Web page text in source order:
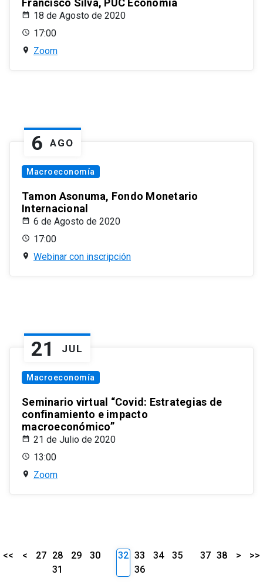
Francisco Silva, PUC Economía
18 de Agosto de 2020
17:00
Zoom
6 AGO
Macroeconomía
Tamon Asonuma, Fondo Monetario
Internacional
6 de Agosto de 2020
17:00
Webinar con inscripción
21 JUL
Macroeconomía
Seminario virtual “Covid: Estrategias de
confinamiento e impacto
macroeconómico”
21 de Julio de 2020
13:00
Zoom
<< < 27 28 29
30
31
32 33 34
35
36
37 38 > >>